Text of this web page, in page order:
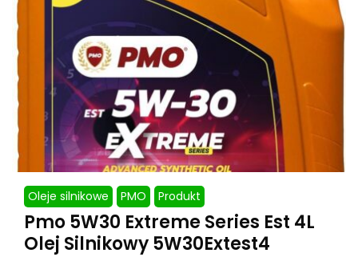
Oleje silnikowe PMO Produkt
Pmo 5W30 Extreme Series Est 4L
Olej Silnikowy 5W30Extest4